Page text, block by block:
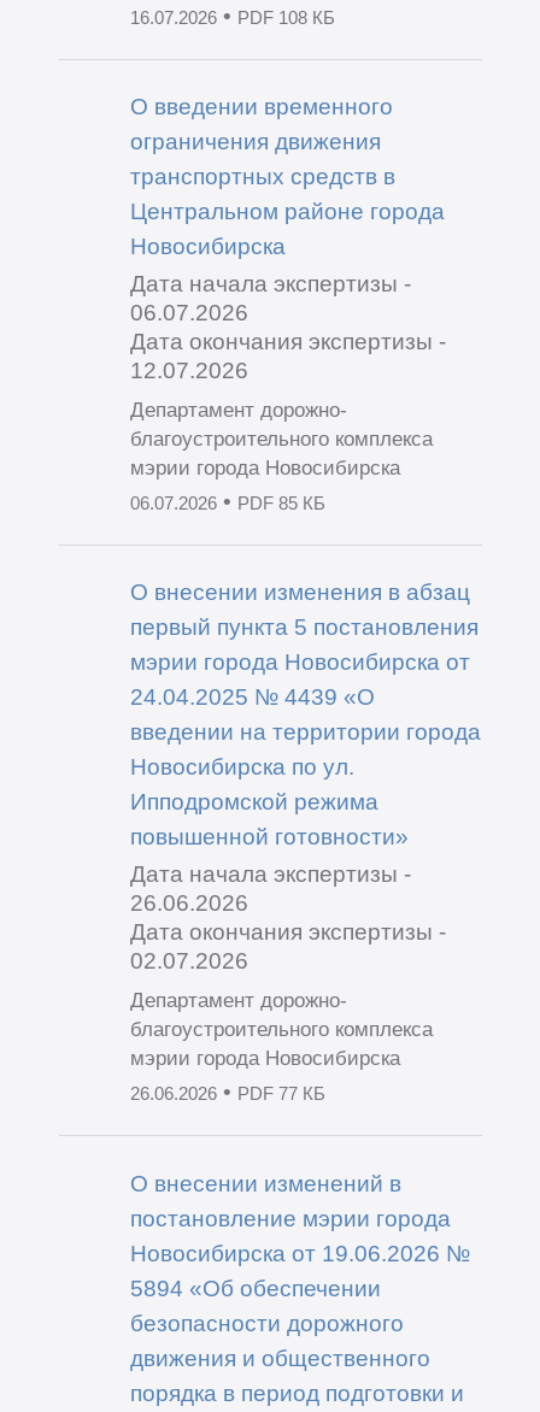
16.07.2026• PDF 108 КБ
О введении временного
ограничения движения
транспортных средств в
Центральном районе города
Новосибирска
Дата начала экспертизы -
06.07.2026
Дата окончания экспертизы -
12.07.2026
Департамент дорожно-
благоустроительного комплекса
мэрии города Новосибирска
06.07.2026• PDF 85 КБ
О внесении изменения в абзац
первый пункта 5 постановления
мэрии города Новосибирска от
24.04.2025 № 4439 «О
введении на территории города
Новосибирска по ул.
Ипподромской режима
повышенной готовности»
Дата начала экспертизы -
26.06.2026
Дата окончания экспертизы -
02.07.2026
Департамент дорожно-
благоустроительного комплекса
мэрии города Новосибирска
26.06.2026• PDF 77 КБ
О внесении изменений в
постановление мэрии города
Новосибирска от 19.06.2026 №
5894 «Об обеспечении
безопасности дорожного
движения и общественного
порядка в период подготовки и